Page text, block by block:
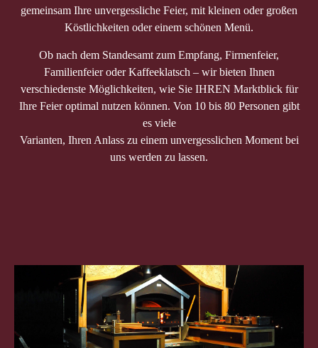
gemeinsam Ihre unvergessliche Feier, mit kleinen oder großen
Köstlichkeiten oder einem schönen Menü.
Ob nach dem Standesamt zum Empfang, Firmenfeier,
Familienfeier oder Kaffeeklatsch – wir bieten Ihnen
verschiedenste Möglichkeiten, wie Sie IHREN Marktblick für
Ihre Feier optimal nutzen können. Von 10 bis 80 Personen gibt
es viele
Varianten, Ihren Anlass zu einem unvergesslichen Moment bei
uns werden zu lassen.